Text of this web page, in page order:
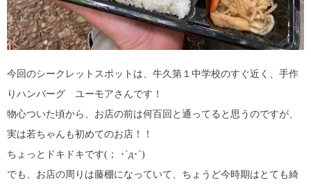
今回のシークレットスポットは、牛久第１中学校のすぐ近く、手作
りハンバーグ ユーモアさんです！
物心ついた頃から、お店の前は何百回と通ってると思うのですが、
実は若ちゃんも初めてのお店！！
ちょっとドキドキです(； ･`д･´)
でも、お店の周りは藤棚になっていて、ちょうど今時期はとても綺